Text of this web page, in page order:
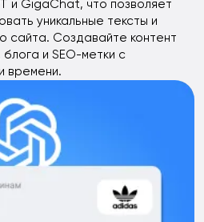
и GigaChat, что позволяет
уникальные тексты и
сайта. Создавайте контент
и SEO-метки с
времени.